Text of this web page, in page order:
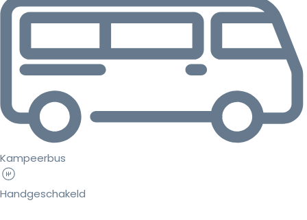
Kampeerbus
Handgeschakeld